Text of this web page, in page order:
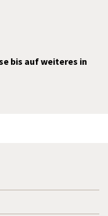
bis auf weiteres in